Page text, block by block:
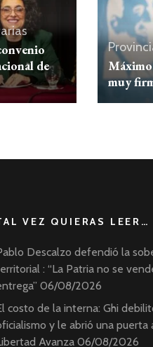
de
muy
VEZ QUIERAS LEER…
Descalzo defendió la
: “La Patria no se
06/08/2026
costo de la interna: Ghi
y le abrió una puerta
Avanza 06/08/2026